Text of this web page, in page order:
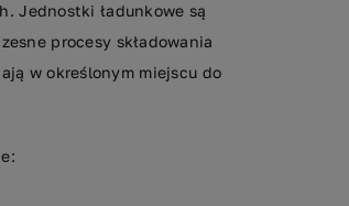
Jednostki ładunkowe są
procesy składowania
w określonym miejscu do